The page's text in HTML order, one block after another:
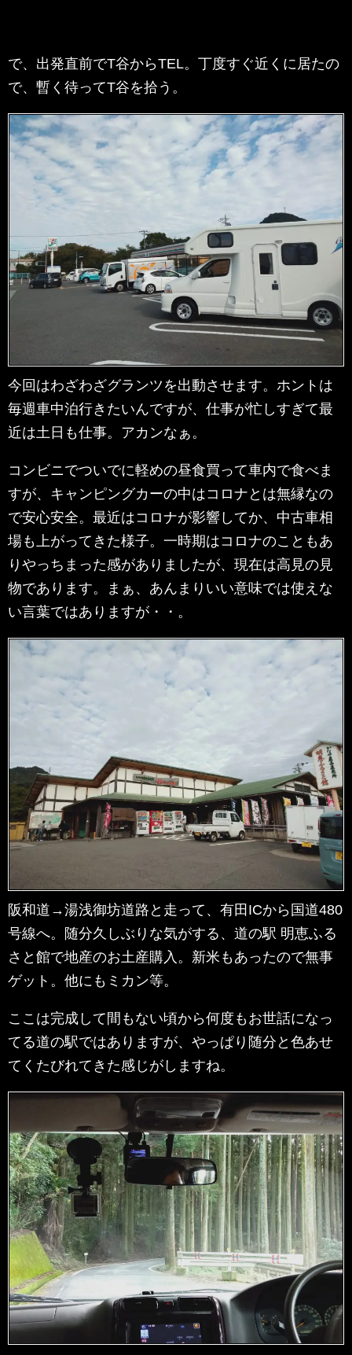
で、出発直前でT谷からTEL。丁度すぐ近くに居たの
で、暫く待ってT谷を拾う。
今回はわざわざグランツを出動させます。ホントは
毎週車中泊行きたいんですが、仕事が忙しすぎて最
近は土日も仕事。アカンなぁ。
コンビニでついでに軽めの昼食買って車内で食べま
すが、キャンピングカーの中はコロナとは無縁なの
で安心安全。最近はコロナが影響してか、中古車相
場も上がってきた様子。一時期はコロナのこともあ
りやっちまった感がありましたが、現在は高見の見
物であります。まぁ、あんまりいい意味では使えな
い言葉ではありますが・・。
阪和道→湯浅御坊道路と走って、有田ICから国道480
号線へ。随分久しぶりな気がする、道の駅 明恵ふる
さと館で地産のお土産購入。新米もあったので無事
ゲット。他にもミカン等。
ここは完成して間もない頃から何度もお世話になっ
てる道の駅ではありますが、やっぱり随分と色あせ
てくたびれてきた感じがしますね。